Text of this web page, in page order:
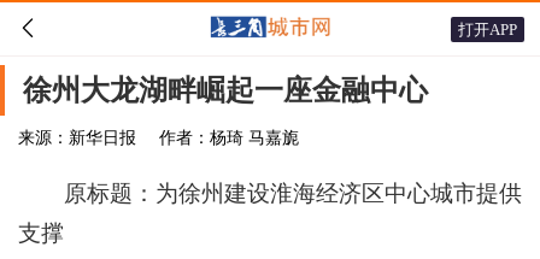
 打开APP
徐州大龙湖畔崛起一座金融中心
来源：新华日报 作者：杨琦 马嘉旎
原标题：为徐州建设淮海经济区中心城市提供
支撑